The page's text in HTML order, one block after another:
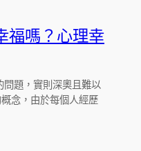
福嗎？心理幸
問題，實則深奧且難以
念，由於每個人經歷